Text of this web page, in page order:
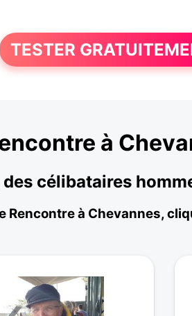
TESTER
à
célibataires
Rencontre à Chevannes,